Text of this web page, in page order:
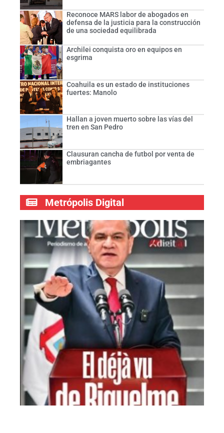
Reconoce MARS labor de abogados en
defensa de la justicia para la construcción
de una sociedad equilibrada
Archilei conquista oro en equipos en
esgrima
Coahuila es un estado de instituciones
fuertes: Manolo
Hallan a joven muerto sobre las vías del
tren en San Pedro
Clausuran cancha de futbol por venta de
embriagantes
Metrópolis Digital